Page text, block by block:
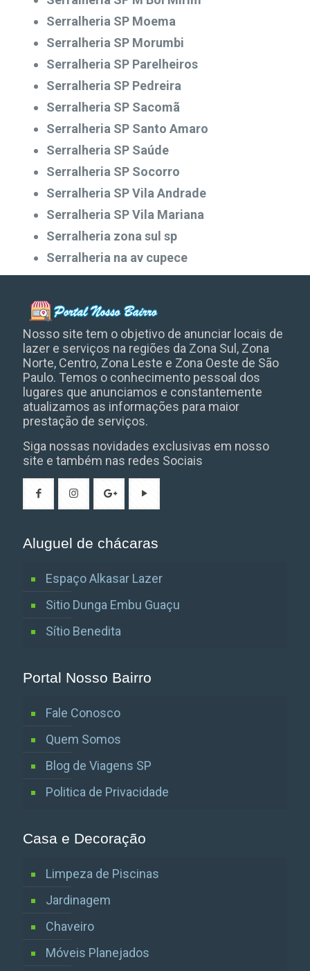
Serralheria SP Moema
Serralheria SP Morumbi
Serralheria SP Parelheiros
Serralheria SP Pedreira
Serralheria SP Sacomã
Serralheria SP Santo Amaro
Serralheria SP Saúde
Serralheria SP Socorro
Serralheria SP Vila Andrade
Serralheria SP Vila Mariana
Serralheria zona sul sp
Serralheria na av cupece
Nosso site tem o objetivo de anunciar locais de
lazer e serviços na regiões da Zona Sul, Zona
Norte, Centro, Zona Leste e Zona Oeste de São
Paulo. Temos o conhecimento pessoal dos
lugares que anunciamos e constantemente
atualizamos as informações para maior
prestação de serviços.
Siga nossas novidades exclusivas em nosso
site e também nas redes Sociais
Aluguel de chácaras
Espaço Alkasar Lazer
Sitio Dunga Embu Guaçu
Sítio Benedita
Portal Nosso Bairro
Fale Conosco
Quem Somos
Blog de Viagens SP
Politica de Privacidade
Casa e Decoração
Limpeza de Piscinas
Jardinagem
Chaveiro
Móveis Planejados